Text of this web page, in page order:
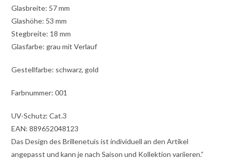
Glasbreite: 57 mm
Glashöhe: 53 mm
Stegbreite: 18 mm
Glasfarbe: grau mit Verlauf
Gestellfarbe: schwarz, gold
Farbnummer: 001
UV-Schutz: Cat.3
EAN: 889652048123
Das Design des Brillenetuis ist individuell an den Artikel
angepasst und kann je nach Saison und Kollektion variieren.“